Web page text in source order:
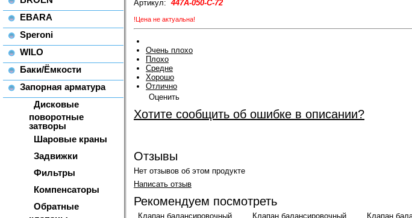
EBARA
Speroni
WILO
Баки/Ёмкости
Запорная арматура
Дисковые
поворотные
затворы
Шаровые краны
Задвижки
Фильтры
Компенсаторы
Обратные
Артикул: 447A-050-C-72
!Цена не актуальна!
Очень плохо
Плохо
Средне
Хорошо
Отлично
Оценить
Хотите сообщить об ошибке в описании?
Отзывы
Нет отзывов об этом продукте
Написать отзыв
Рекомендуем посмотреть
Клапан балансировочный
Клапан балансировочный
Клапан